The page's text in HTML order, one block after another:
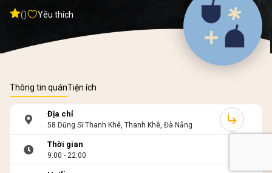
() Yêu thích
Thông tin quánTiện ích
Địa chỉ
58 Dũng Sĩ Thanh Khê, Thanh Khê, Đà Nẵng
Thời gian
9:00 - 22:00